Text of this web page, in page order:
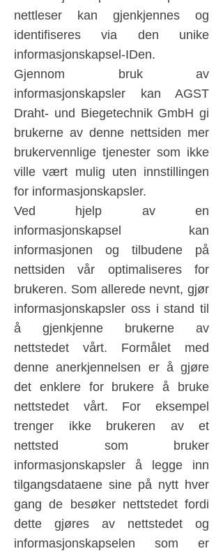
nettleser kan gjenkjennes og
identifiseres via den unike
informasjonskapsel-IDen.
Gjennom bruk av
informasjonskapsler kan AGST
Draht- und Biegetechnik GmbH gi
brukerne av denne nettsiden mer
brukervennlige tjenester som ikke
ville vært mulig uten innstillingen
for informasjonskapsler.
Ved hjelp av en
informasjonskapsel kan
informasjonen og tilbudene på
nettsiden vår optimaliseres for
brukeren. Som allerede nevnt, gjør
informasjonskapsler oss i stand til
å gjenkjenne brukerne av
nettstedet vårt. Formålet med
denne anerkjennelsen er å gjøre
det enklere for brukere å bruke
nettstedet vårt. For eksempel
trenger ikke brukeren av et
nettsted som bruker
informasjonskapsler å legge inn
tilgangsdataene sine på nytt hver
gang de besøker nettstedet fordi
dette gjøres av nettstedet og
informasjonskapselen som er